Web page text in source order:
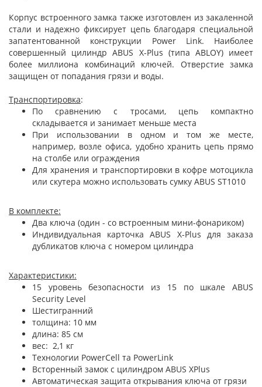
Корпус встроенного замка также изготовлен из закаленной
стали и надежно фиксирует цепь благодаря специальной
запатентованной конструкции Power Link. Наиболее
совершенный цилиндр ABUS X-Plus (типа ABLOY) имеет
более миллиона комбинаций ключей. Отверстие замка
защищен от попадания грязи и воды.
Транспортировка:
По сравнению с тросами, цепь компактно
складывается и занимает меньше места
При использовании в одном и том же месте,
например, возле офиса, удобно хранить цепь прямо
на столбе или ограждения
Для хранения и транспортировки в кофре мотоцикла
или скутера можно использовать сумку ABUS ST1010
В комплекте:
Два ключа (один - со встроенным мини-фонариком)
Индивидуальная карточка ABUS X-Plus для заказа
дубликатов ключа с номером цилиндра
Характеристики:
15 уровень безопасности из 15 по шкале ABUS
Security Level
Шестигранний
толщина: 10 мм
длина: 85 см
вес: 2,1 кг
Технологии PowerCell та PowerLink
Всторенный замок с цилиндром ABUS XPlus
Автоматическая защита открывания ключа от грязи